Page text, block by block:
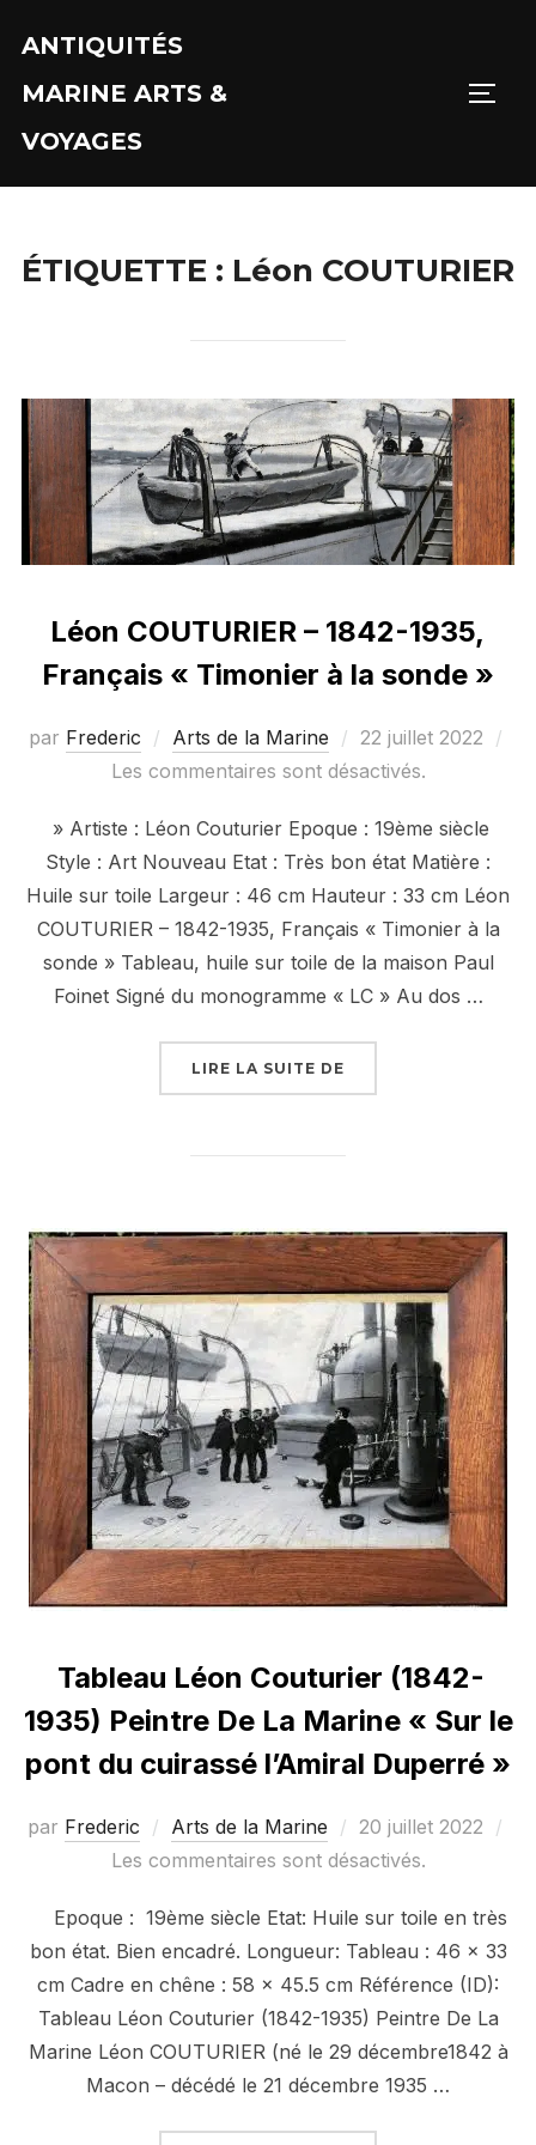
contenu
ANTIQUITÉS
MARINE ARTS &
VOYAGES
ÉTIQUETTE : Léon COUTURIER
Léon COUTURIER – 1842-1935,
Français « Timonier à la sonde »
par Frederic Arts de la Marine
Publié
le
22 juillet 2022
Les commentaires sont désactivés.
» Artiste : Léon Couturier Epoque : 19ème siècle
Style : Art Nouveau Etat : Très bon état Matière :
Huile sur toile Largeur : 46 cm Hauteur : 33 cm Léon
COUTURIER – 1842-1935, Français « Timonier à la
sonde » Tableau, huile sur toile de la maison Paul
Foinet Signé du monogramme « LC » Au dos …
LIRE LA SUITE DE
Tableau Léon Couturier (1842-
1935) Peintre De La Marine « Sur le
pont du cuirassé l’Amiral Duperré »
par Frederic Arts de la Marine
Publié
le
20 juillet 2022
Les commentaires sont désactivés.
Epoque : 19ème siècle Etat: Huile sur toile en très
bon état. Bien encadré. Longueur: Tableau : 46 x 33
cm Cadre en chêne : 58 x 45.5 cm Référence (ID):
Tableau Léon Couturier (1842-1935) Peintre De La
Marine Léon COUTURIER (né le 29 décembre1842 à
Macon – décédé le 21 décembre 1935 …